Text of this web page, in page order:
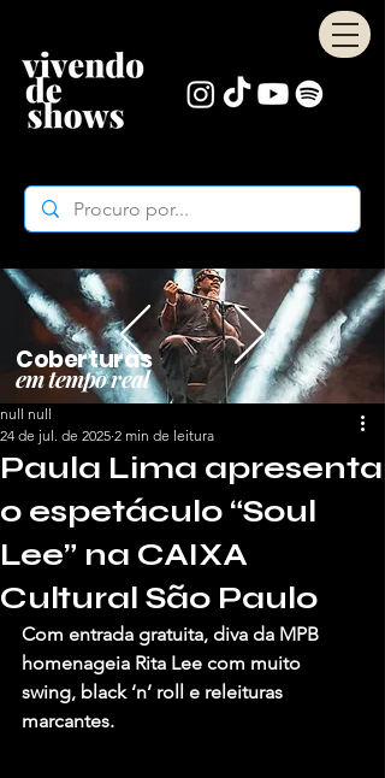
Coberturas
em tempo real
Paula Lima apresenta
o espetáculo “Soul
Lee” na CAIXA
Cultural São Paulo
null null
24 de jul. de 2025 2 min de leitura
Com entrada gratuita, diva da MPB
homenageia Rita Lee com muito
swing, black ‘n’ roll e releituras
marcantes.